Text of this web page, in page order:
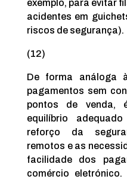
exemplo, para evitar
acidentes em
riscos de segurança).
(12)
De forma análoga
pagamentos sem
pontos de venda,
equilíbrio
reforço da
remotos e as
facilidade dos
comércio